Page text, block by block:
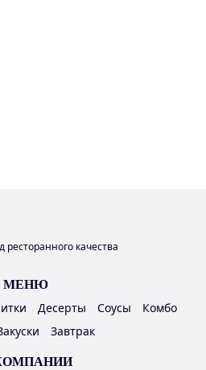
ресторанного качества
МЕНЮ
Десерты Соусы
Комбо
Завтрак